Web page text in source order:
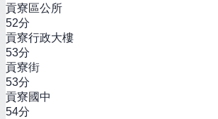
貢寮區公所
52分
貢寮行政大樓
53分
貢寮街
53分
貢寮國中
54分